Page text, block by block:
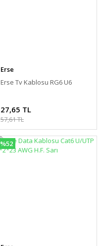
Erse
Erse Tv Kablosu RG6 U6
27,65 TL
57,61 TL
%52